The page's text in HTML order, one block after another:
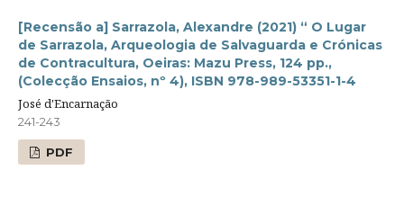
[Recensão a] Sarrazola, Alexandre (2021) “ O Lugar
de Sarrazola, Arqueologia de Salvaguarda e Crónicas
de Contracultura, Oeiras: Mazu Press, 124 pp.,
(Colecção Ensaios, nº 4), ISBN 978-989-53351-1-4
José d'Encarnação
241-243
PDF